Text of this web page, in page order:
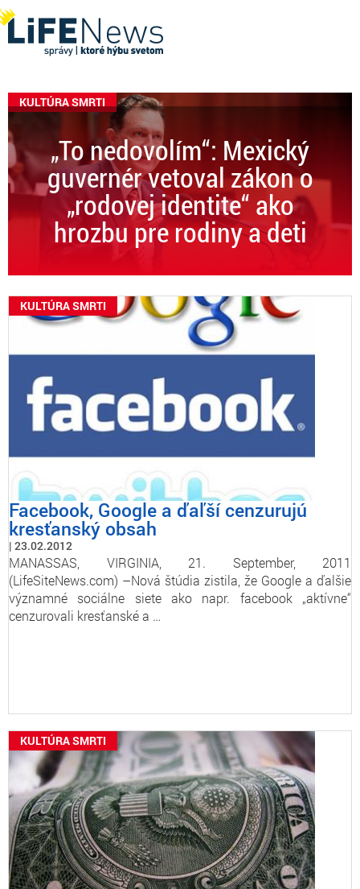
KULTÚRA SMRTI
„To nedovolím“: Mexický
guvernér vetoval zákon o
„rodovej identite“ ako
hrozbu pre rodiny a deti
KULTÚRA SMRTI
Facebook, Google a ďaľší cenzurujú
kresťanský obsah
23.02.2012
MANASSAS, VIRGINIA, 21. September, 2011
(LifeSiteNews.com) –Nová štúdia zistila, že Google a ďalšie
významné sociálne siete ako napr. facebook „aktívne“
cenzurovali kresťanské a …
KULTÚRA SMRTI